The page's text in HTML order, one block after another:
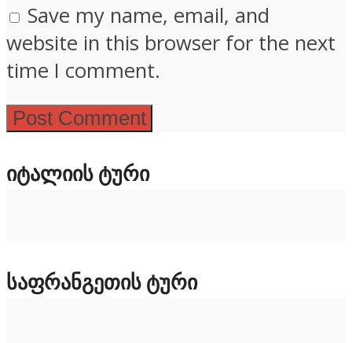
Save my name, email, and
website in this browser for the next
time I comment.
ᲘᲢᲐᲚᲘᲘᲡ ᲢᲣᲠᲘ
ᲡᲐᲤᲠᲐᲜᲒᲔᲗᲘᲡ ᲢᲣᲠᲘ